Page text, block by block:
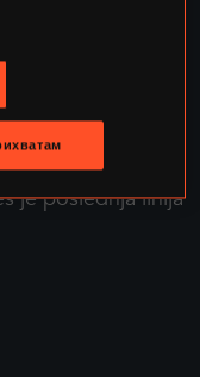
sa NLO, u
i Kini.
u rat, kada
su
je poslednja linija